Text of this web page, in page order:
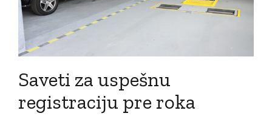
Saveti za uspešnu
registraciju pre roka